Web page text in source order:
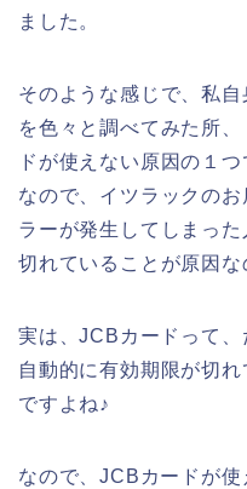
ました。
そのような感じで、私
を色々と調べてみた所
ドが使えない原因の１
なので、イツラックの
ラーが発生してしまっ
切れていることが原因な
実は、JCBカードって、
自動的に有効期限が切
ですよね♪
なので、JCBカードが